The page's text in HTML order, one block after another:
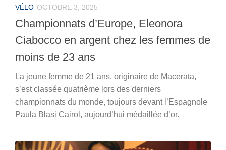
VÉLO OCTOBRE 3, 2025
Championnats d’Europe, Eleonora
Ciabocco en argent chez les femmes de
moins de 23 ans
La jeune femme de 21 ans, originaire de Macerata,
s’est classée quatrième lors des derniers
championnats du monde, toujours devant l’Espagnole
Paula Blasi Cairol, aujourd’hui médaillée d’or.